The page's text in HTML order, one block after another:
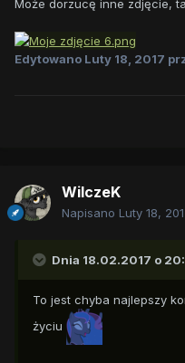
Może dorzucę inne zdjęcie,
Edytowano Luty 18, 2017
WilczeK
Napisano Luty 18,
Dnia 18.02.2017 o
To jest chyba najlepszy
życiu